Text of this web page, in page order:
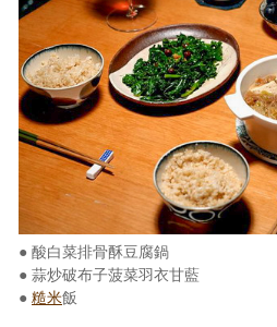
享樂隨手拍
照相簿
影音區
創意出版服務
歷史區
關於Yilan
個人著作
● 酸白菜排骨酥豆腐鍋
● 蒜炒破布子菠菜羽衣甘藍
● 糙米飯